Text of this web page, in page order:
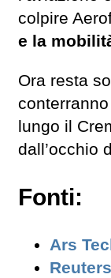
colpire
e la
Ora resta
lungo il
dall’occhio
Fonti:
Ars